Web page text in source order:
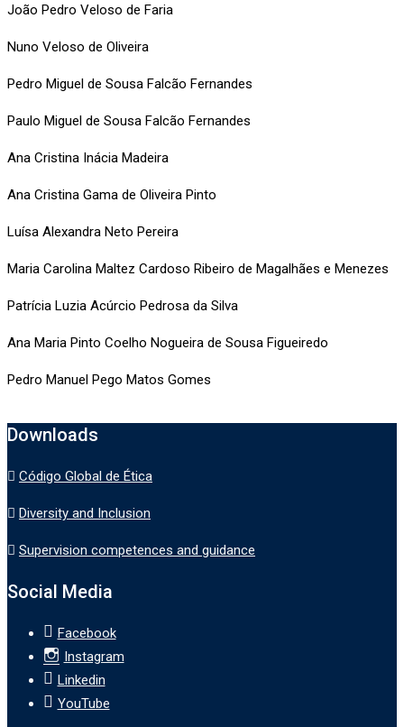
João Pedro Veloso de Faria
Nuno Veloso de Oliveira
Pedro Miguel de Sousa Falcão Fernandes
Paulo Miguel de Sousa Falcão Fernandes
Ana Cristina Inácia Madeira
Ana Cristina Gama de Oliveira Pinto
Luísa Alexandra Neto Pereira
Maria Carolina Maltez Cardoso Ribeiro de Magalhães e Menezes
Patrícia Luzia Acúrcio Pedrosa da Silva
Ana Maria Pinto Coelho Nogueira de Sousa Figueiredo
Pedro Manuel Pego Matos Gomes
Downloads
Código Global de Ética
Diversity and Inclusion
Supervision competences and guidance
Social Media
Facebook
Instagram
Linkedin
YouTube